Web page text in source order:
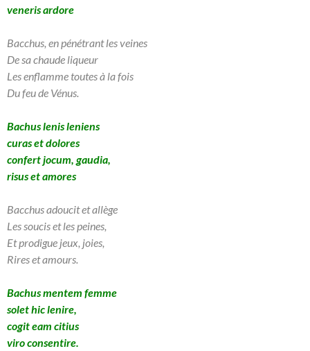
veneris ardore
Bacchus, en pénétrant les veines
De sa chaude liqueur
Les enflamme toutes à la fois
Du feu de Vénus.
Bachus lenis leniens
curas et dolores
confert jocum, gaudia,
risus et amores
Bacchus adoucit et allège
Les soucis et les peines,
Et prodigue jeux, joies,
Rires et amours.
Bachus mentem femme
solet hic lenire,
cogit eam citius
viro consentire.